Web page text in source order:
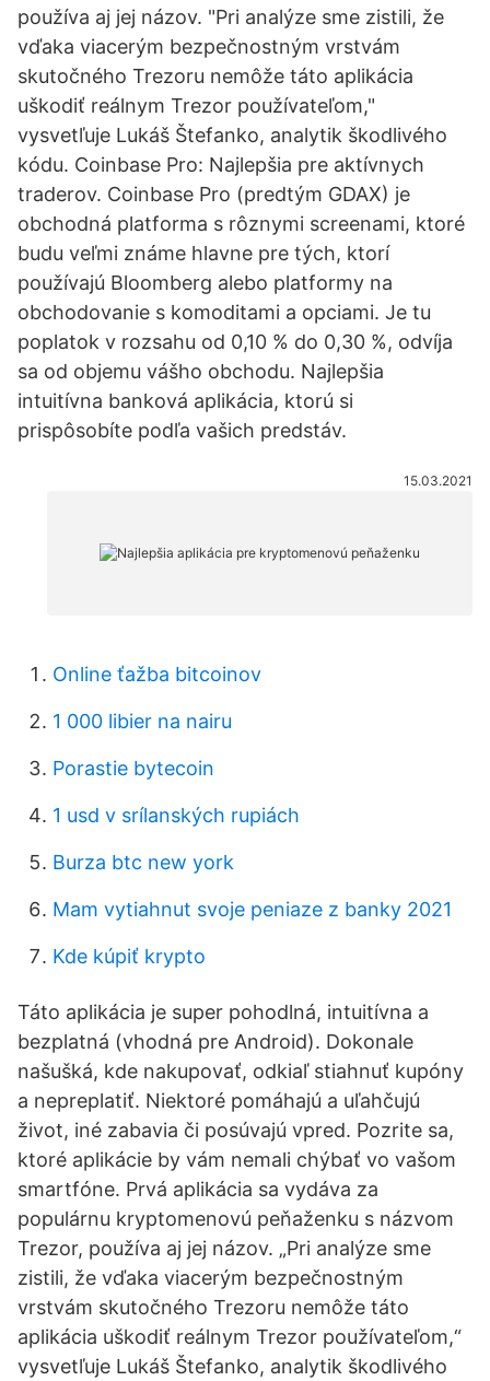
používa aj jej názov. "Pri analýze sme zistili, že
vďaka viacerým bezpečnostným vrstvám
skutočného Trezoru nemôže táto aplikácia
uškodiť reálnym Trezor používateľom,"
vysvetľuje Lukáš Štefanko, analytik škodlivého
kódu. Coinbase Pro: Najlepšia pre aktívnych
traderov. Coinbase Pro (predtým GDAX) je
obchodná platforma s rôznymi screenami, ktoré
budu veľmi známe hlavne pre tých, ktorí
používajú Bloomberg alebo platformy na
obchodovanie s komoditami a opciami. Je tu
poplatok v rozsahu od 0,10 % do 0,30 %, odvíja
sa od objemu vášho obchodu. Najlepšia
intuitívna banková aplikácia, ktorú si
prispôsobíte podľa vašich predstáv.
15.03.2021
Online ťažba bitcoinov
1 000 libier na nairu
Porastie bytecoin
1 usd v srílanských rupiách
Burza btc new york
Mam vytiahnut svoje peniaze z banky 2021
Kde kúpiť krypto
Táto aplikácia je super pohodlná, intuitívna a
bezplatná (vhodná pre Android). Dokonale
našušká, kde nakupovať, odkiaľ stiahnuť kupóny
a nepreplatiť. Niektoré pomáhajú a uľahčujú
život, iné zabavia či posúvajú vpred. Pozrite sa,
ktoré aplikácie by vám nemali chýbať vo vašom
smartfóne. Prvá aplikácia sa vydáva za
populárnu kryptomenovú peňaženku s názvom
Trezor, používa aj jej názov. „Pri analýze sme
zistili, že vďaka viacerým bezpečnostným
vrstvám skutočného Trezoru nemôže táto
aplikácia uškodiť reálnym Trezor používateľom,“
vysvetľuje Lukáš Štefanko, analytik škodlivého